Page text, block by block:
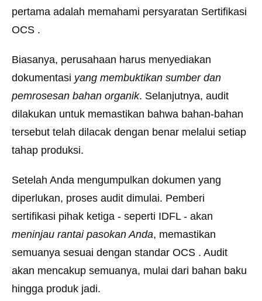
pertama adalah memahami persyaratan Sertifikasi
OCS .
Biasanya, perusahaan harus menyediakan
dokumentasi yang membuktikan sumber dan
pemrosesan bahan organik. Selanjutnya, audit
dilakukan untuk memastikan bahwa bahan-bahan
tersebut telah dilacak dengan benar melalui setiap
tahap produksi.
Setelah Anda mengumpulkan dokumen yang
diperlukan, proses audit dimulai. Pemberi
sertifikasi pihak ketiga - seperti IDFL - akan
meninjau rantai pasokan Anda, memastikan
semuanya sesuai dengan standar OCS . Audit
akan mencakup semuanya, mulai dari bahan baku
hingga produk jadi.